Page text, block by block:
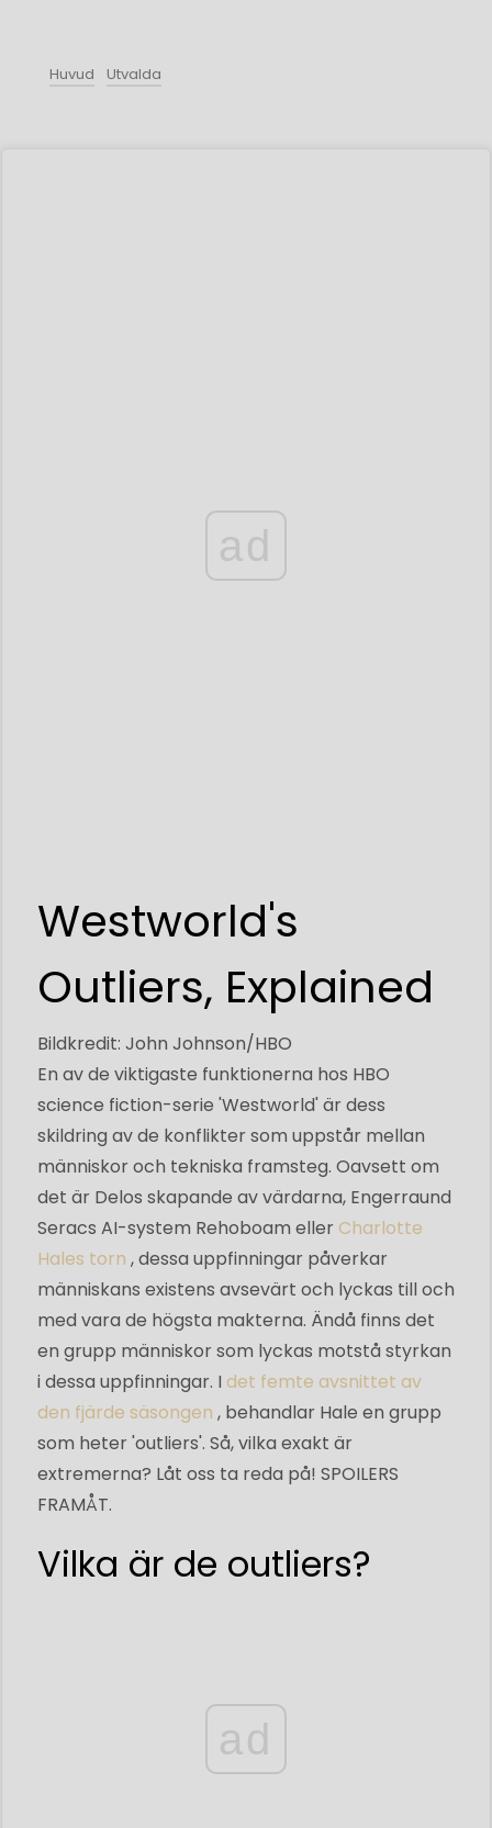
Huvud Utvalda
ad
Westworld's
Outliers, Explained
Bildkredit: John Johnson/HBO
En av de viktigaste funktionerna hos HBO
science fiction-serie 'Westworld' är dess
skildring av de konflikter som uppstår mellan
människor och tekniska framsteg. Oavsett om
det är Delos skapande av värdarna, Engerraund
Seracs AI-system Rehoboam eller Charlotte
Hales torn , dessa uppfinningar påverkar
människans existens avsevärt och lyckas till och
med vara de högsta makterna. Ändå finns det
en grupp människor som lyckas motstå styrkan
i dessa uppfinningar. I det femte avsnittet av
den fjärde säsongen , behandlar Hale en grupp
som heter 'outliers'. Så, vilka exakt är
extremerna? Låt oss ta reda på! SPOILERS
FRAMÅT.
Vilka är de outliers?
ad